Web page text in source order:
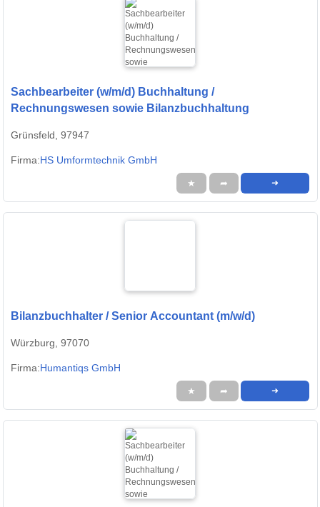
Sachbearbeiter (w/m/d) Buchhaltung /
Rechnungswesen sowie Bilanzbuchhaltung
Grünsfeld, 97947
Firma:HS Umformtechnik GmbH
★ ➦ ➜
Bilanzbuchhalter / Senior Accountant (m/w/d)
Würzburg, 97070
Firma:Humantiqs GmbH
★ ➦ ➜